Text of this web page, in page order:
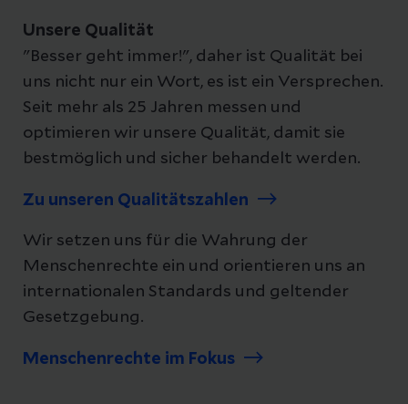
Unsere Qualität
"Besser geht immer!", daher ist Qualität bei
uns nicht nur ein Wort, es ist ein Versprechen.
Seit mehr als 25 Jahren messen und
optimieren wir unsere Qualität, damit sie
bestmöglich und sicher behandelt werden.
Zu unseren Qualitätszahlen
Wir setzen uns für die Wahrung der
Menschenrechte ein und orientieren uns an
internationalen Standards und geltender
Gesetzgebung.
Menschenrechte im Fokus